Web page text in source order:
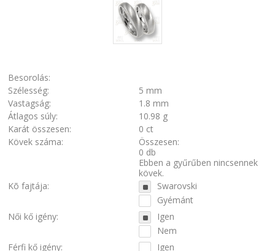
Besorolás:
Szélesség:
5 mm
Vastagság:
1.8 mm
Átlagos súly:
10.98 g
Karát összesen:
0 ct
Kövek száma:
Összesen:
0 db
Ebben a gyűrűben nincsennek
kövek.
Kõ fajtája:
Swarovski
Gyémánt
Női kő igény:
Igen
Nem
Férfi kő igény:
Igen